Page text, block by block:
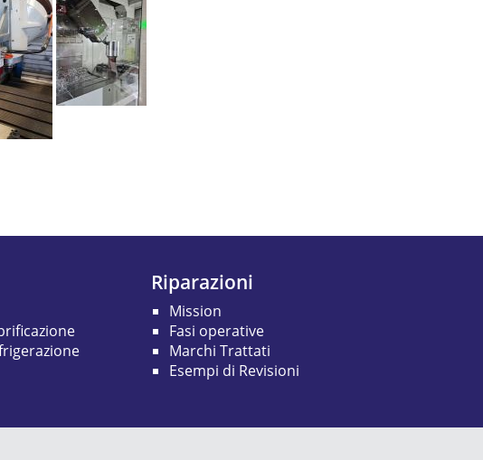
Riparazioni
Mission
Fasi operative
Marchi Trattati
Esempi di Revisioni